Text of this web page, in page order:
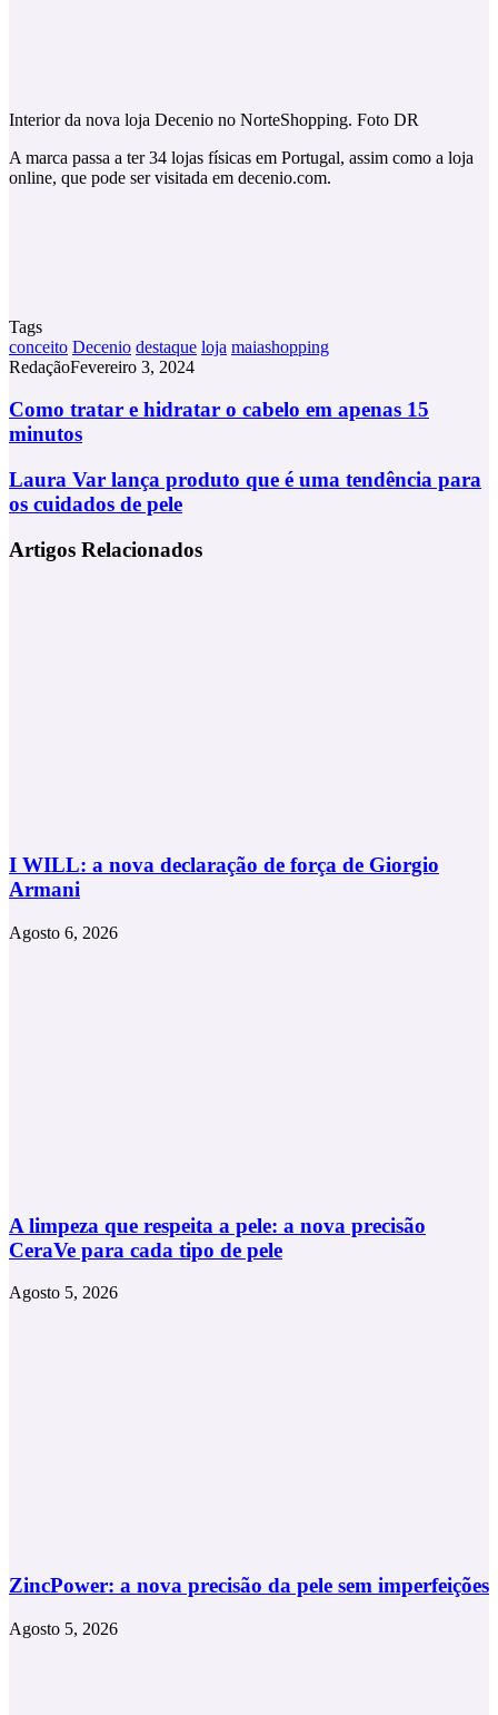
Interior da nova loja Decenio no NorteShopping. Foto DR
A marca passa a ter 34 lojas físicas em Portugal, assim como a loja
online, que pode ser visitada em decenio.com.
Tags
conceito Decenio destaque loja maiashopping
RedaçãoFevereiro 3, 2024
Como
tratar
e
o
cabelo
apenas
Como tratar e hidratar o cabelo em apenas 15
minutos
Laura
lança
que
Laura Var lança produto que é uma tendência para
os cuidados de pele
Artigos Relacionados
I WILL: a nova declaração de força de Giorgio
Armani
Agosto 6, 2026
A limpeza que respeita a pele: a nova precisão
CeraVe para cada tipo de pele
Agosto 5, 2026
ZincPower: a nova precisão da pele sem imperfeições
Agosto 5, 2026